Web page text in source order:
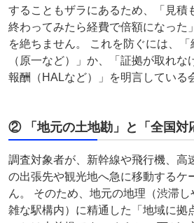
することもザラにあるため、「見積
終わってみたら経費で倍額になった
を絶ちません。 これを防ぐには、
（原一など）」か、「証拠が取れな
報酬（HALなど）」を明言している
② 「地元の土地勘」と「全国対
調査対象者が、新幹線や飛行機、高
の出張先や観光地へ急に移動するケ
ん。 そのため、地元の地理（渋滞
雑な駅構内）に精通した「地域に拠